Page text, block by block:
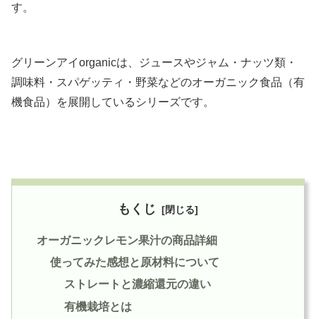
す。
グリーンアイorganicは、ジュースやジャム・ナッツ類・
調味料・スパゲッティ・野菜などのオーガニック食品（有
機食品）を展開しているシリーズです。
もくじ
オーガニックレモン果汁の商品詳細
使ってみた感想と原材料について
ストレートと濃縮還元の違い
有機栽培とは